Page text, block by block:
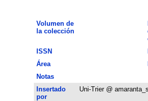
Volumen de
la colección
ISSN
Área
Notas
Insertado
por
Uni-Trier @